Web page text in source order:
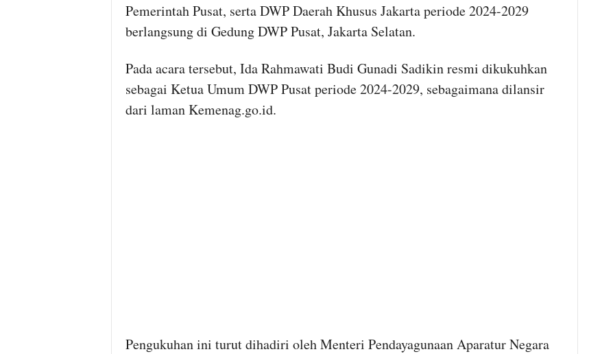
Pemerintah Pusat, serta DWP Daerah Khusus Jakarta periode 2024-2029
berlangsung di Gedung DWP Pusat, Jakarta Selatan.
Pada acara tersebut, Ida Rahmawati Budi Gunadi Sadikin resmi dikukuhkan
sebagai Ketua Umum DWP Pusat periode 2024-2029, sebagaimana dilansir
dari laman Kemenag.go.id.
Pengukuhan ini turut dihadiri oleh Menteri Pendayagunaan Aparatur Negara